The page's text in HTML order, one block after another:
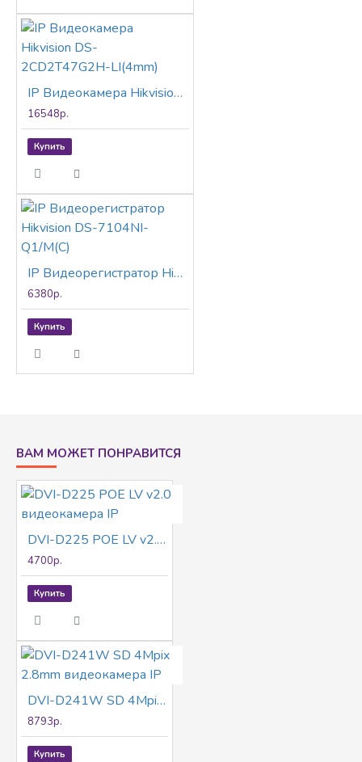
благодаря
классификации
«Человек» /
«ТС» на основе
алгоритмов
глубокого
обучения
Модели с
литерой -SU:
микрофон,
аудиосвязь в
режиме
времени,
аудио
интерфейс и
интерфейс
защита (IK10)
Встроенный
слот для
microSD / SDHC
/ SDXC: есть, до
IP Видеокамера Hikvision DS-2CD2T47G2H-LI(4mm)
16548р.
Купить
IP Видеорегистратор Hikvision DS-7104NI-Q1/M(C)
6380р.
Купить
ВАМ МОЖЕТ ПОНРАВИТСЯ
DVI-D225 POE LV v2.0 видеокамера IP
4700р.
Купить
DVI-D241W SD 4Mpix 2.8mm видеокамера IP
8793р.
Купить